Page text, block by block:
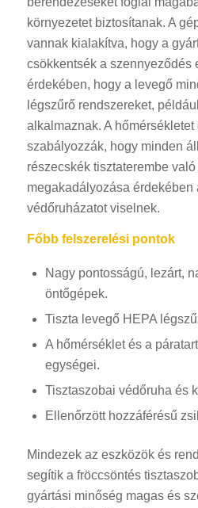
környezetet biztosítanak. A
vannak kialakítva, hogy a
csökkentsék a szennyeződés
érdekében, hogy a levegő
légszűrő rendszereket,
alkalmaznak. A
szabályozzák, hogy minden
részecskék tisztaterembe
megakadályozása érdekében
védőruházatot viselnek.
Főbb felszerelési pontok
Nagy pontosságú, lezárt,
öntőgépek.
Tiszta levegő HEPA
A hőmérséklet és a
egységei.
Tisztaszobai védőruha és
Ellenőrzött hozzáférésű
Mindezek az eszközök és
segítik a fröccsöntés
gyártási minőség magas és